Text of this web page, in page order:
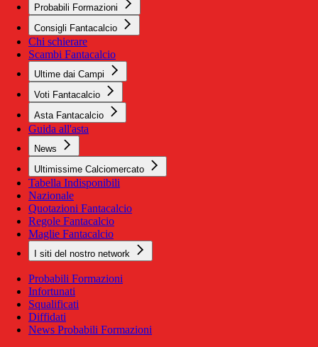
Probabili Formazioni
Consigli Fantacalcio
Chi schierare
Scambi Fantacalcio
Ultime dai Campi
Voti Fantacalcio
Asta Fantacalcio
Guida all'asta
News
Ultimissime Calciomercato
Tabella Indisponibili
Nazionale
Quotazioni Fantacalcio
Regole Fantacalcio
Maglie Fantacalcio
I siti del nostro network
Probabili Formazioni
Infortunati
Squalificati
Diffidati
News Probabili Formazioni